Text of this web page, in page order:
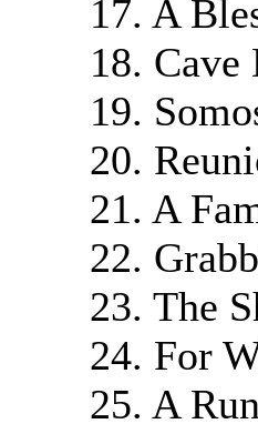
17. A
18.
19.
20.
21. A
22.
23. The
24. For
25. A